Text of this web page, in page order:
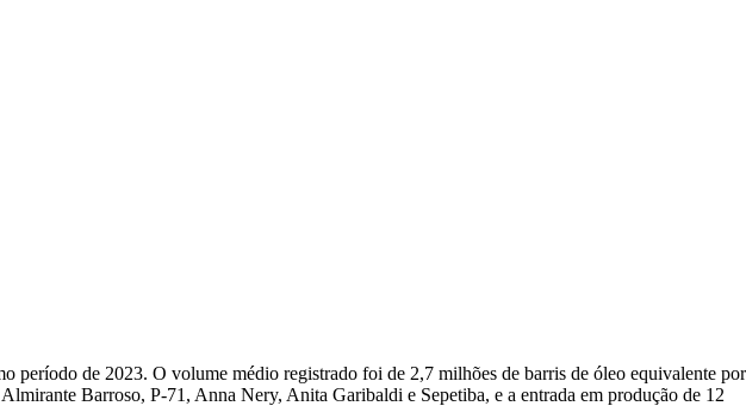
período de 2023. O volume médio registrado foi de 2,7 milhões de barris de óleo equivalente por
Barroso, P-71, Anna Nery, Anita Garibaldi e Sepetiba, e a entrada em produção de 12